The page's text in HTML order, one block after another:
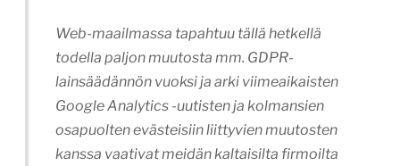
Web-maailmassa tapahtuu tällä hetkellä
todella paljon muutosta mm. GDPR-
lainsäädännön vuoksi ja arki viimeaikaisten
Google Analytics -uutisten ja kolmansien
osapuolten evästeisiin liittyvien muutosten
kanssa vaativat meidän kaltaisilta firmoilta